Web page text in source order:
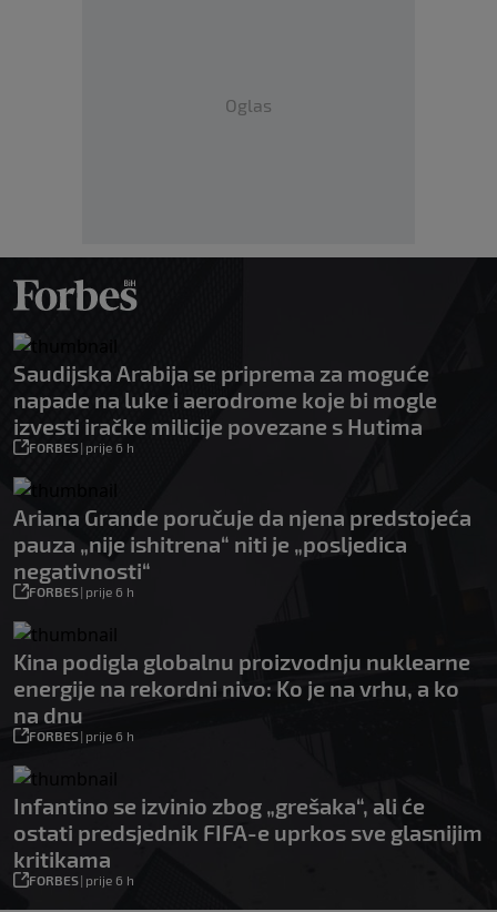
Oglas
Saudijska Arabija se priprema za moguće
napade na luke i aerodrome koje bi mogle
izvesti iračke milicije povezane s Hutima
FORBES| prije 6 h
Ariana Grande poručuje da njena predstojeća
pauza „nije ishitrena“ niti je „posljedica
negativnosti“
FORBES| prije 6 h
Kina podigla globalnu proizvodnju nuklearne
energije na rekordni nivo: Ko je na vrhu, a ko
na dnu
FORBES| prije 6 h
Infantino se izvinio zbog „grešaka“, ali će
ostati predsjednik FIFA-e uprkos sve glasnijim
kritikama
FORBES| prije 6 h